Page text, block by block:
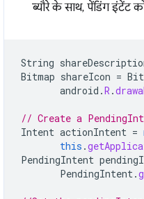
ब्यौरे के साथ, पेंडिंग इंटेंट
String
Bitmap shareIcon =
android .R .
// Create a
Intent actionIntent =
this .
PendingIntent
PendingIntent.